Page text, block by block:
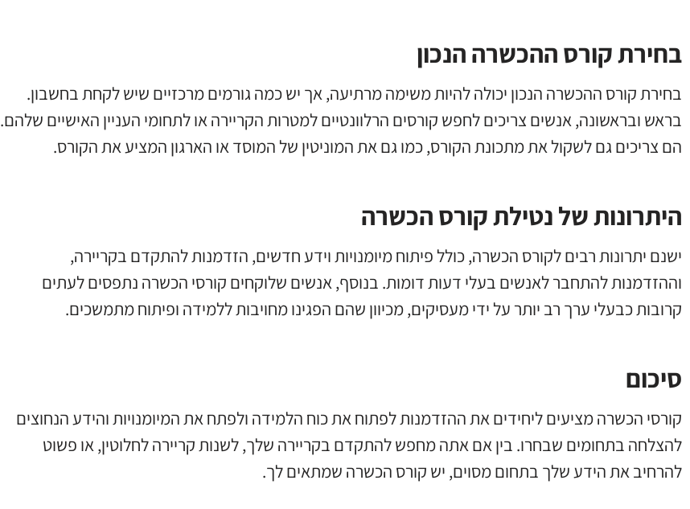
בחירת קורס ההכשרה הנכון
בחירת קורס ההכשרה הנכון יכולה להיות משימה מרתיעה, אך יש כמה גורמים מרכזיים שיש לקחת בחשבון.
בראש ובראשונה, אנשים צריכים לחפש קורסים הרלוונטיים למטרות הקריירה או לתחומי העניין האישיים שלהם.
הם צריכים גם לשקול את מתכונת הקורס, כמו גם את המוניטין של המוסד או הארגון המציע את הקורס.
היתרונות של נטילת קורס הכשרה
ישנם יתרונות רבים לקורס הכשרה, כולל פיתוח מיומנויות וידע חדשים, הזדמנות להתקדם בקריירה,
וההזדמנות להתחבר לאנשים בעלי דעות דומות. בנוסף, אנשים שלוקחים קורסי הכשרה נתפסים לעתים
קרובות כבעלי ערך רב יותר על ידי מעסיקים, מכיוון שהם הפגינו מחויבות ללמידה ופיתוח מתמשכים.
סיכום
קורסי הכשרה מציעים ליחידים את ההזדמנות לפתוח את כוח הלמידה ולפתח את המיומנויות והידע הנחוצים
להצלחה בתחומים שבחרו. בין אם אתה מחפש להתקדם בקריירה שלך, לשנות קריירה לחלוטין, או פשוט
להרחיב את הידע שלך בתחום מסוים, יש קורס הכשרה שמתאים לך.